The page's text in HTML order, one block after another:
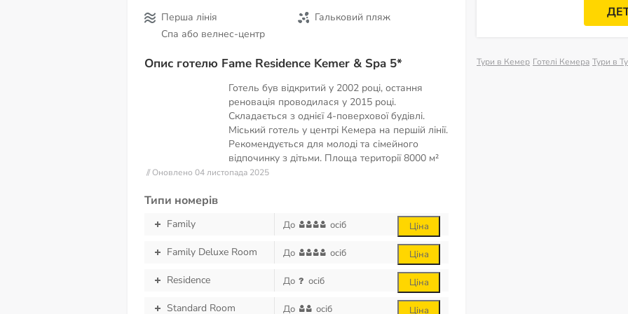
Перша лінія
Гальковий пляж
Спа або велнес-центр
Опис готелю Fame Residence Kemer & Spa 5*
Готель був відкритий у 2002 році, остання
реновація проводилася у 2015 році.
Складається з однієї 4-поверхової будівлі.
Міський готель у центрі Кемера на першій лінії.
Рекомендується для молоді та сімейного
відпочинку з дітьми. Площа території8000 м²
// Оновлено 04 листопада 2025
Типи номерів
Family До осіб Ціна
Family Deluxe Room До осіб Ціна
Residence До осіб Ціна
Standard Room До осіб Ціна
Тури в Кемер Готелі Кемера Тури в